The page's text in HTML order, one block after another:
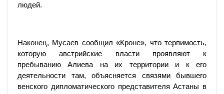
людей.
Наконец, Мусаев сообщил «Кроне», что терпимость,
которую австрийские власти проявляют к
пребыванию Алиева на их территории и к его
деятельности там, объясняется связями бывшего
венского дипломатического представителя Астаны в